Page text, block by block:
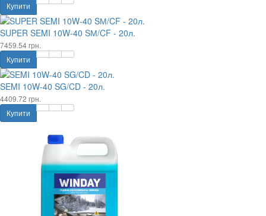
Купити
SUPER SEMI 10W-40 SМ/CF - 20л.
7459.54 грн.
Купити
SEMI 10W-40 SG/CD - 20л.
4409.72 грн.
Купити